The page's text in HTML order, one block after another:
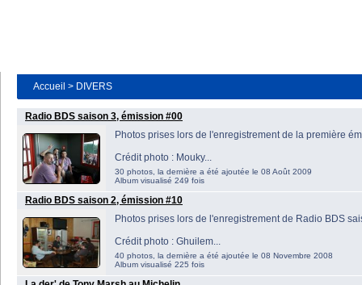
Accueil > DIVERS
Radio BDS saison 3, émission #00
Photos prises lors de l'enregistrement de la première
Crédit photo : Mouky...
30 photos, la dernière a été ajoutée le 08 Août 2009
Album visualisé 249 fois
Radio BDS saison 2, émission #10
Photos prises lors de l'enregistrement de Radio BDS
Crédit photo : Ghuilem...
40 photos, la dernière a été ajoutée le 08 Novembre 2008
Album visualisé 225 fois